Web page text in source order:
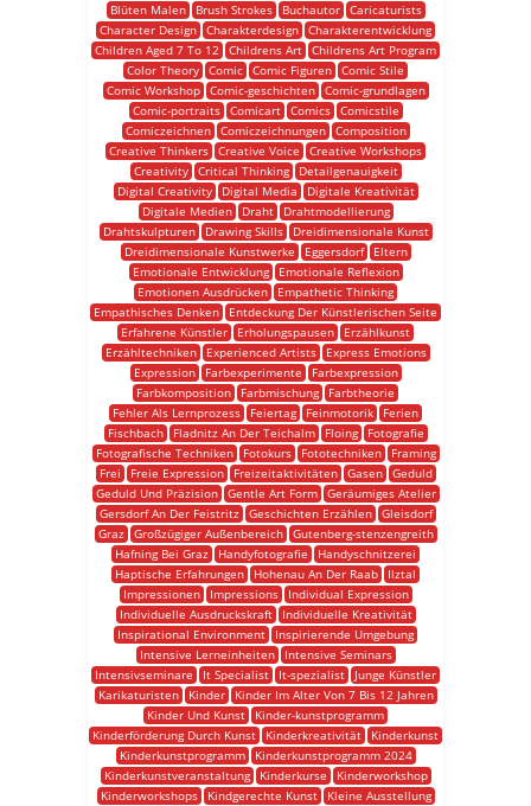
Blüten Malen
Brush Strokes Buchautor
Caricaturists
Character Design Charakterdesign Charakterentwicklung
Children Aged 7 To 12 Childrens Art Childrens Art Program
Color Theory Comic Comic Figuren Comic Stile
Comic Workshop
Comic-geschichten
Comic-grundlagen
Comic-portraits
Comicart Comics
Comicstile
Comiczeichnen
Comiczeichnungen
Composition
Creative Thinkers Creative Voice
Creative Workshops
Creativity
Critical Thinking
Detailgenauigkeit
Digital Creativity
Digital Media
Digitale Kreativität
Digitale Medien
Draht
Drahtmodellierung
Drahtskulpturen
Drawing Skills
Dreidimensionale Kunst
Dreidimensionale Kunstwerke
Eggersdorf
Eltern
Emotionale Entwicklung
Emotionale Reflexion
Emotionen Ausdrücken
Empathetic Thinking
Empathisches Denken
Entdeckung Der Künstlerischen Seite
Erfahrene Künstler
Erholungspausen
Erzählkunst
Erzähltechniken
Experienced Artists
Express Emotions
Expression
Farbexperimente
Farbexpression
Farbkomposition
Farbmischung
Farbtheorie
Fehler Als Lernprozess
Feiertag Feinmotorik
Ferien
Fischbach
Fladnitz An Der Teichalm Floing
Fotografie
Fotografische Techniken
Fotokurs Fototechniken
Framing
Frei
Freie Expression Freizeitaktivitäten Gasen
Geduld
Geduld Und Präzision
Gentle Art Form
Geräumiges Atelier
Gersdorf An Der Feistritz
Geschichten Erzählen
Gleisdorf
Graz
Großzügiger Außenbereich
Gutenberg-stenzengreith
Hafning Bei Graz
Handyfotografie
Handyschnitzerei
Haptische Erfahrungen
Hohenau An Der Raab
Ilztal
Impressionen
Impressions
Individual Expression
Individuelle Ausdruckskraft
Individuelle Kreativität
Inspirational Environment
Inspirierende Umgebung
Intensive Lerneinheiten
Intensive Seminars
Intensivseminare
It Specialist It-spezialist
Junge Künstler
Karikaturisten
Kinder
Kinder Im Alter Von 7 Bis 12 Jahren
Kinder Und Kunst
Kinder-kunstprogramm
Kinderförderung Durch Kunst
Kinderkreativität
Kinderkunst
Kinderkunstprogramm
Kinderkunstprogramm 2024
Kinderkunstveranstaltung
Kinderkurse
Kinderworkshop
Kinderworkshops
Kindgerechte Kunst
Kleine Ausstellung